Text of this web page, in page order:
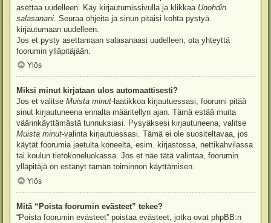
asettaa uudelleen. Käy kirjautumissivulla ja klikkaa Unohdin
salasanani . Seuraa ohjeita ja sinun pitäisi kohta pystyä
kirjautumaan uudelleen.
Jos et pysty asettamaan salasanaasi uudelleen, ota yhteyttä
foorumin ylläpitäjään.
Ylös
Miksi minut kirjataan ulos automaattisesti?
Jos et valitse Muista minut-laatikkoa kirjautuessasi, foorumi pitää
sinut kirjautuneena ennalta määritellyn ajan. Tämä estää muita
väärinkäyttämästä tunnuksiasi. Pysyäksesi kirjautuneena, valitse
Muista minut-valinta kirjautuessasi. Tämä ei ole suositeltavaa, jos
käytät foorumia jaetulta koneelta, esim. kirjastossa, nettikahvilassa
tai koulun tietokoneluokassa. Jos et näe tätä valintaa, foorumin
ylläpitäjä on estänyt tämän toiminnon käyttämisen.
Ylös
Mitä “Poista foorumin evästeet” tekee?
“Poista foorumin evästeet” poistaa evästeet, jotka ovat phpBB:n